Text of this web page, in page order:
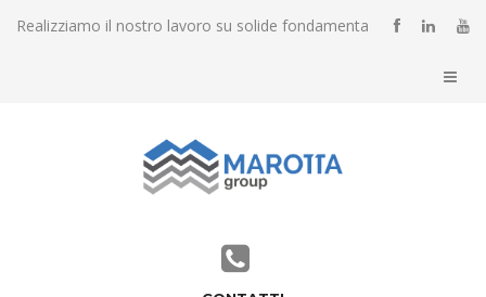
Realizziamo il nostro lavoro su solide fondamenta